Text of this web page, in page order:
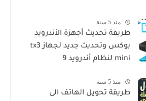
منذ 5 سنة
طريقة تحديث أجهزة الأندرويد
بوكس وتحديث جديد لجهاز tx3
mini لنظام أندرويد 9
منذ 5 سنة
طريقة تحويل الهاتف الى